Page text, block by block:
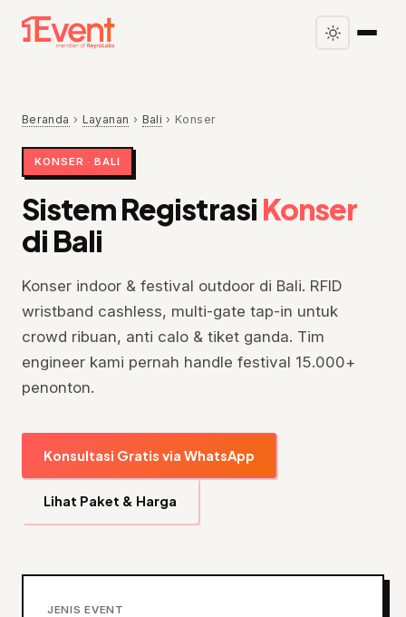
Beranda › Layanan › Bali › Konser
KONSER · BALI
Sistem Registrasi Konser
di Bali
Konser indoor & festival outdoor di Bali. RFID
wristband cashless, multi-gate tap-in untuk
crowd ribuan, anti calo & tiket ganda. Tim
engineer kami pernah handle festival 15.000+
penonton.
Konsultasi Gratis via WhatsApp
Lihat Paket & Harga
JENIS EVENT